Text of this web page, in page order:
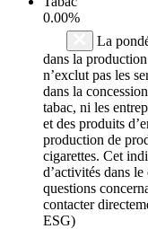
0.00%
La
dans la
n’exclut pas les
dans la
tabac, ni les
et des produits
production de
cigarettes. Cet
d’activités dans
questions
contacter
ESG)